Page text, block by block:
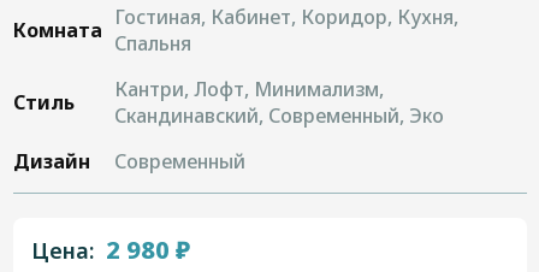
Комната Гостиная, Кабинет, Коридор, Кухня,
Спальня
Стиль
Кантри, Лофт, Минимализм,
Скандинавский, Современный, Эко
Дизайн
Современный
Цена: 2 980 ₽